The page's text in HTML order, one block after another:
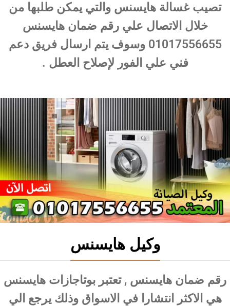
تصيب غسالة هايسنس والتي يمكن طلبها من
خلال الاتصال علي رقم ضمان هايسنس
01017556655 وسوف يتم ارسال فريق دعم
فني علي الفور لإصلاح العطل .
وكيل هايسنس
رقم ضمان هايسنس , تعتبر بوتاجازات هايسنس
هي الاكثر انتشارا في الاسواق وذلك يرجع الي